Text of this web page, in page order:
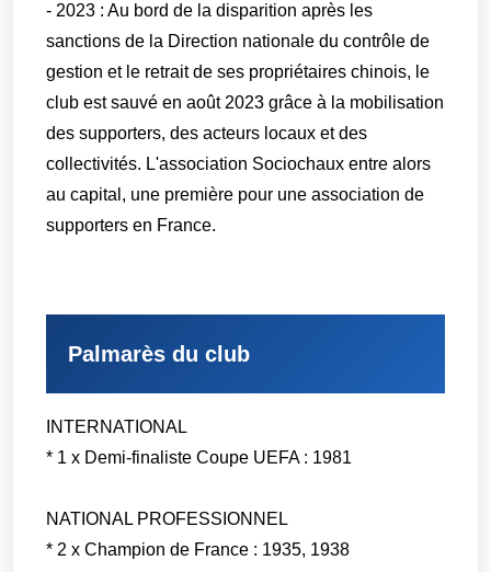
- 2023 : Au bord de la disparition après les
sanctions de la Direction nationale du contrôle de
gestion et le retrait de ses propriétaires chinois, le
club est sauvé en août 2023 grâce à la mobilisation
des supporters, des acteurs locaux et des
collectivités. L'association Sociochaux entre alors
au capital, une première pour une association de
supporters en France.
Palmarès du club
INTERNATIONAL
* 1 x Demi-finaliste Coupe UEFA : 1981
NATIONAL PROFESSIONNEL
* 2 x Champion de France : 1935, 1938